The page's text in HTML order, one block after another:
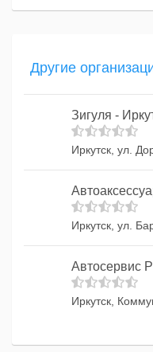
Другие
Зигуля -
Иркутск, ул.
Иркутск, ул.
Автосервис
Иркутск,